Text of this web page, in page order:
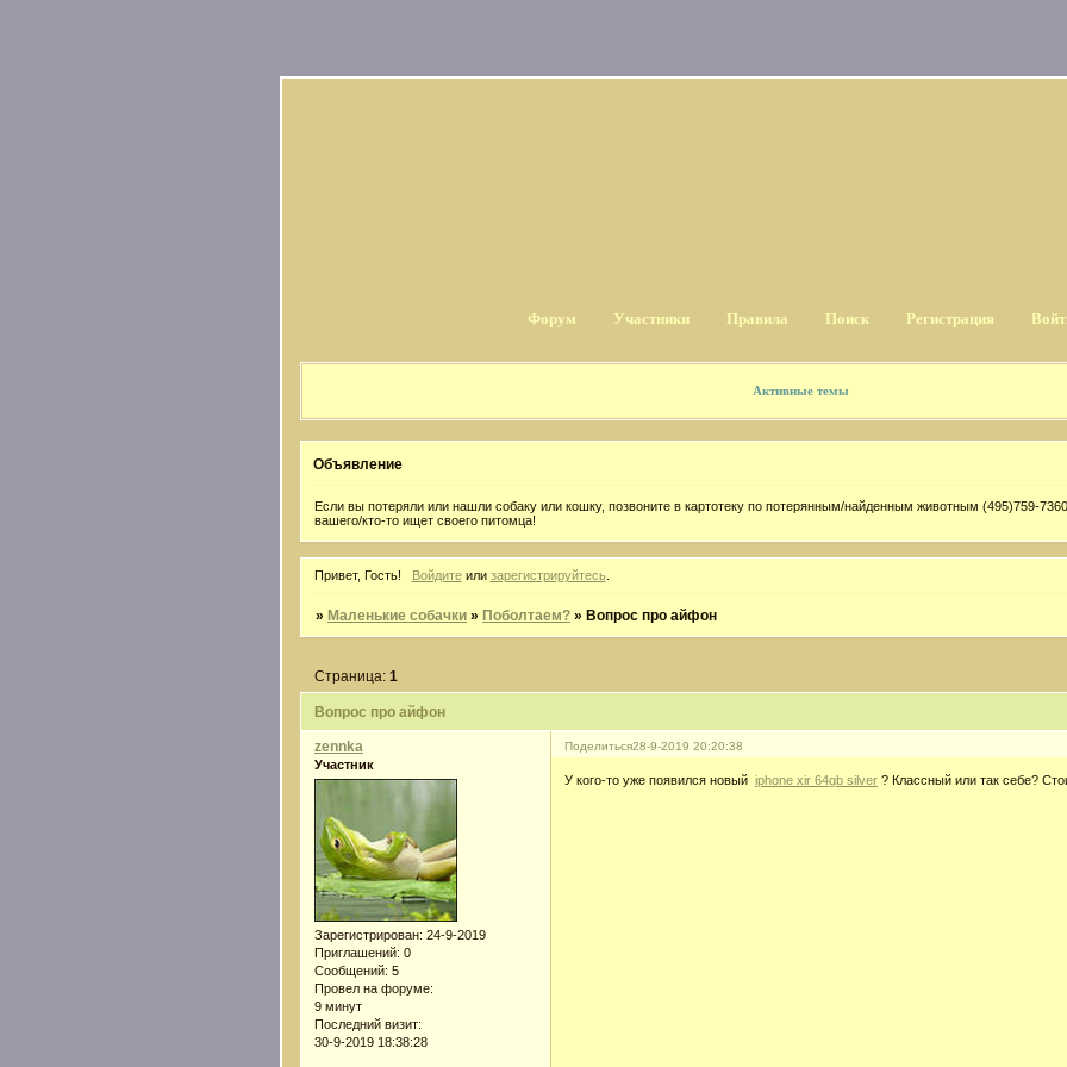
Форум Участники Правила Поиск Регистрация
Активные темы
Объявление
Если вы потеряли или нашли собаку или кошку, позвоните в картотеку по потерянным/найденным животным (495)759-
вашего/кто-то ищет своего питомца!
Привет, Гость! Войдитеили зарегистрируйтесь
» Маленькие собачки » Поболтаем? » Вопрос про айфон
Вопрос про айфон
Страница:1
Поделиться28-9-2019 20:20:38
zennka
Участник
Зарегистрирован: 24-9-2019
Приглашений: 0
Сообщений: 5
Провел на форуме:
9 минут
Последний визит:
30-9-2019 18:38:28
У кого-то уже появился новыйiphone xir 64gb silver ? Классный или так себе?